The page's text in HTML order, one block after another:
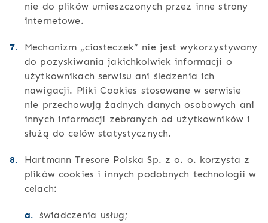
nie do plików umieszczonych przez inne strony
internetowe.
Mechanizm „ciasteczek” nie jest wykorzystywany
do pozyskiwania jakichkolwiek informacji o
użytkownikach serwisu ani śledzenia ich
nawigacji. Pliki Cookies stosowane w serwisie
nie przechowują żadnych danych osobowych ani
innych informacji zebranych od użytkowników i
służą do celów statystycznych.
Hartmann Tresore Polska Sp. z o. o. korzysta z
plików cookies i innych podobnych technologii w
celach:
świadczenia usług;